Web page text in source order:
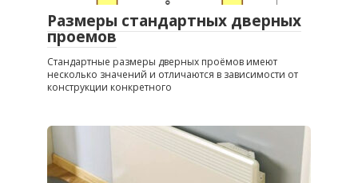
Размеры стандартных дверных
проемов
Стандартные размеры дверных проёмов имеют
несколько значений и отличаются в зависимости от
конструкции конкретного